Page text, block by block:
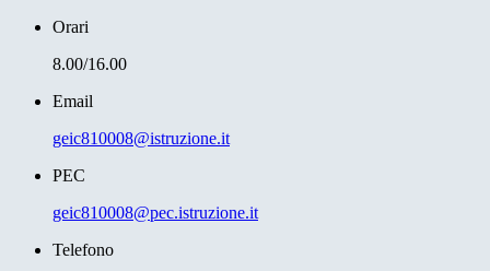
Orari
8.00/16.00
Email
geic810008@istruzione.it
PEC
geic810008@pec.istruzione.it
Telefono